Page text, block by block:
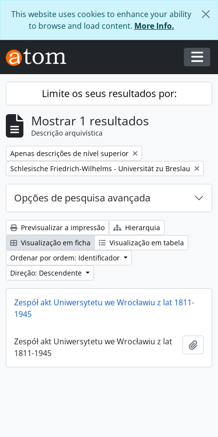
This website uses cookies to enhance your ability
to browse and load content. More Info.
Limite os seus resultados por:
Mostrar 1 resultados
Descrição arquivística
Remover filtro:
Apenas descrições de nível superior
Remover filtro:
Schlesische Friedrich-Wilhelms - Universität zu Breslau
Opções de pesquisa avançada
Previsualizar a impressão
Hierarquia
Visualização em ficha
Visualização em tabela
Ordenar por ordem: Identificador
Direção: Descendente
Zespół akt Uniwersytetu we Wrocławiu z lat 1811-
1945
Zespół akt Uniwersytetu we Wrocławiu z lat
1811-1945